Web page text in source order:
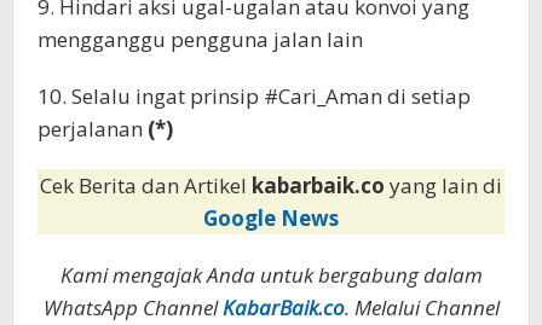
9. Hindari aksi ugal-ugalan atau konvoi yang
mengganggu pengguna jalan lain
10. Selalu ingat prinsip #Cari_Aman di setiap
perjalanan (*)
Cek Berita dan Artikel kabarbaik.co yang lain di
Google News
Kami mengajak Anda untuk bergabung dalam
WhatsApp ChannelKabarBaik.co. Melalui Channel